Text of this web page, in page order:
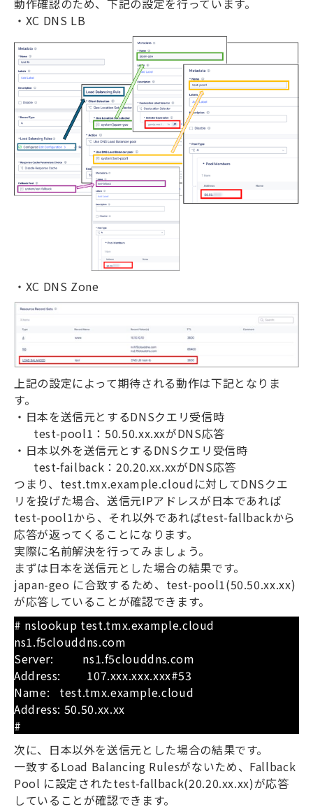
動作確認のため、下記の設定を行っています。
・ XC DNS LB
・ XC DNS Zone
上記の設定によって期待される動作は下記となりま
す。
・日本を送信元とするDNSクエリ受信時
test-pool1 ：50.50.xx.xxがDNS応答
・日本以外を送信元とするDNSクエリ受信時
test-failback ： 20.20.xx.xxがDNS応答
つまり、 test.tmx.example.cloudに対してDNSクエ
リを投げた場合、送信元IPアドレスが日本であれば
test-pool1から、それ以外であればtest-fallbackから
応答が返ってくることになります。
実際に名前解決を行ってみましょう。
まずは日本を送信元とした場合の結果です。
japan-geo に合致するため、 test-pool1(50.50.xx.xx)
が応答していることが確認できます。
# nslookup test.tmx.example.cloud
ns1.f5clouddns.com
Server:
ns1.f5clouddns.com
Address:
107.xxx.xxx.xxx#53
Name:
test.tmx.example.cloud
Address: 50.50.xx.xx
#
次に、日本以外を送信元とした場合の結果です。
一致するLoad Balancing Rulesがないため、 Fallback
Pool に設定されたtest-fallback(20.20.xx.xx)が応答
していることが確認できます。